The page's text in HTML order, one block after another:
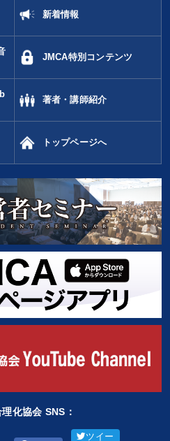
新着情報
JMCA特別コンテンツ
著者・講師紹介
トップページへ
化協会 SNS：
ツイー